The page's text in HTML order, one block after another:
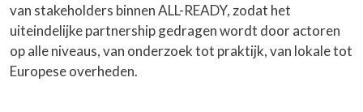
van stakeholders binnen ALL-READY, zodat het
uiteindelijke partnership gedragen wordt door actoren
op alle niveaus, van onderzoek tot praktijk, van lokale tot
Europese overheden.